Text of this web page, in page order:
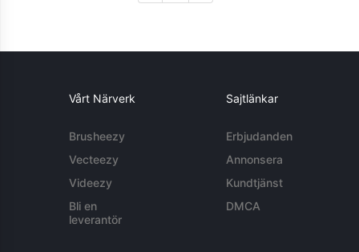
Vårt Närverk
Brusheezy
Vecteezy
Videezy
Bli en
leverantör
Sajtlänkar
Erbjudanden
Annonsera
Kundtjänst
DMCA